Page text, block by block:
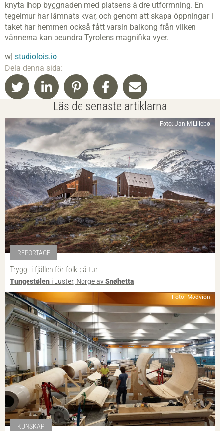
knyta ihop byggnaden med platsens äldre utformning. En
tegelmur har lämnats kvar, och genom att skapa öppningar i
taket har hemmen också fått varsin balkong från vilken
vännerna kan beundra Tyrolens magnifika vyer.
w| studiolois.io
Dela denna sida:
Läs de senaste artiklarna
Foto: Jan M Lillebø
REPORTAGE
Tryggt i fjällen för folk på tur
Tungestølen i Luster, Norge avSnøhetta
Foto: Modvion
KUNSKAP